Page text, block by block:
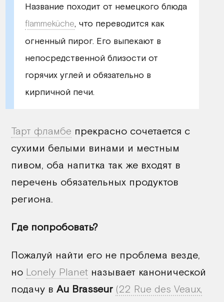
Название походит от немецкого блюда
flammeküche, что переводится как
огненный пирог. Его выпекают в
непосредственной близости от
горячих углей и обязательно в
кирпичной печи.
Тарт фламбе прекрасно сочетается с
сухими белыми винами и местным
пивом, оба напитка так же входят в
перечень обязательных продуктов
региона.
Где попробовать?
Пожалуй найти его не проблема везде,
но Lonely Planet называет канонической
подачу в Au Brasseur (22 Rue des Veaux,